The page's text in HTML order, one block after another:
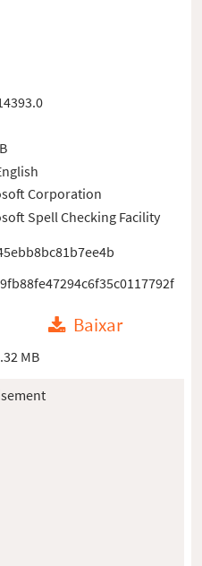
Corporation
Spell Checking Facility
Baixar
MB